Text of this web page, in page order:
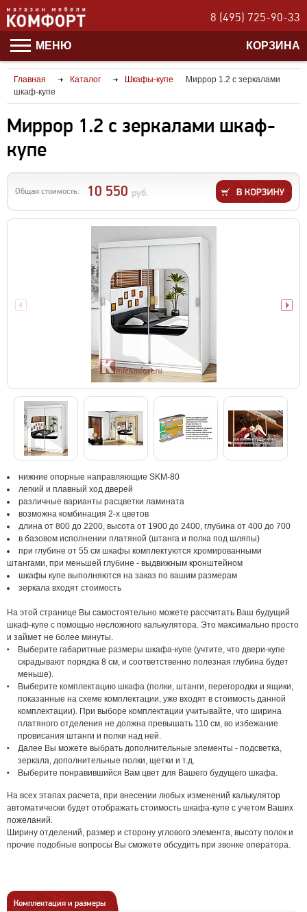
8 (495) 725-90-33
МЕНЮ КОРЗИНА
Главная Каталог Шкафы-купе
Миррор 1.2 с зеркалами
шкаф-купе
Миррор 1.2 с зеркалами шкаф-
купе
Общая стоимость: 10 550 руб.
нижние опорные направляющие SKM-80
легкий и плавный ход дверей
различные варианты расцветки ламината
возможна комбинация 2-х цветов
длина от 800 до 2200, высота от 1900 до 2400, глубина от 400 до 700
в базовом исполнении платяной (штанга и полка под шляпы)
при глубине от 55 см шкафы комплектуются хромированными
штангами, при меньшей глубине - выдвижным кронштейном
шкафы купе выполняются на заказ по вашим размерам
зеркала входят стоимость
На этой странице Вы самостоятельно можете рассчитать Ваш будущий
шкаф-купе с помощью несложного калькулятора. Это максимально просто
и займет не более минуты.
Выберите габаритные размеры шкафа-купе (учтите, что двери-купе
скрадывают порядка 8 см, и соответственно полезная глубина будет
меньше).
Выберите комплектацию шкафа (полки, штанги, перегородки и ящики,
показанные на схеме комплектации, уже входят в стоимость данной
комплектации). При выборе комплектации учитывайте, что ширина
платяного отделения не должна превышать 110 см, во избежание
провисания штанги и полки над ней.
Далее Вы можете выбрать дополнительные элементы - подсветка,
зеркала, дополнительные полки, щетки и т.д.
Выберите понравившийся Вам цвет для Вашего будущего шкафа.
На всех этапах расчета, при внесении любых изменений калькулятор
автоматически будет отображать стоимость шкафа-купе с учетом Ваших
пожеланий.
Ширину отделений, размер и сторону углового элемента, высоту полок и
прочие подобные вопросы Вы сможете обсудить при звонке оператора.
Комплектация и размеры